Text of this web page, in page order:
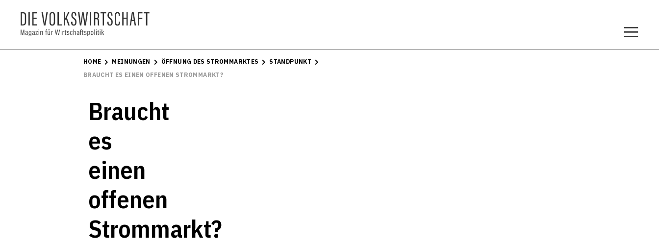
HOME MEINUNGEN ÖFFNUNG DES STROMMARKTES
STANDPUNKT
BRAUCHT ES EINEN OFFENEN STROMMARKT?
Braucht
es
einen
offenen
Strommarkt?